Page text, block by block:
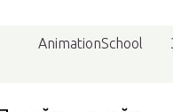
AnimationSchool